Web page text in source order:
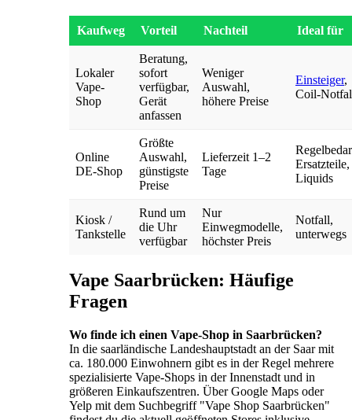
Kaufweg Vorteil Nachteil Ideal für
Lokaler
Vape-
Shop
Beratung,
sofort
verfügbar,
Gerät
anfassen
Weniger
Auswahl,
höhere Preise
Einsteiger,
Coil-
Online
DE-Shop
Größte
Auswahl,
günstigste
Preise
Lieferzeit 1–2
Tage
Ersatzteile,
Liquids
Kiosk /
Tankstelle
Rund um
die Uhr
verfügbar
Nur
Einwegmodelle,
höchster Preis
Notfall,
unterwegs
Vape Saarbrücken: Häufige
Fragen
Wo finde ich einen Vape-Shop in Saarbrücken?
In die saarländische Landeshauptstadt an der Saar mit
ca. 180.000 Einwohnern gibt es in der Regel mehrere
spezialisierte Vape-Shops in der Innenstadt und in
größeren Einkaufszentren. Über Google Maps oder
Yelp mit dem Suchbegriff "Vape Shop Saarbrücken"